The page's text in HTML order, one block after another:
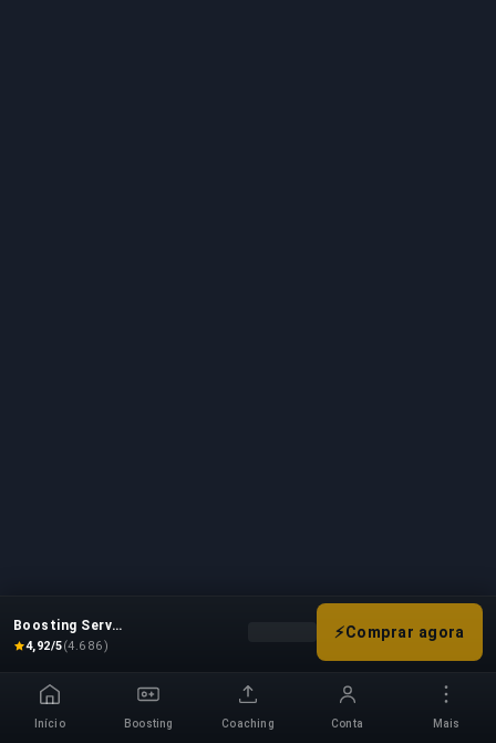
Boosting Service
4,92/5(4.686)
⚡Comprar agora
Seleciona as opções de boost
Início Boosting Coaching Conta Mais